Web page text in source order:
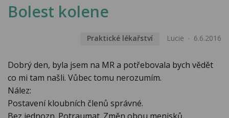
Bolest kolene
Praktické lékařství Lucie 6.6.2016
Dobrý den, byla jsem na MR a potřebovala bych vědět
co mi tam našli. Vůbec tomu nerozumím.
Nález:
Postavení kloubních členů správné.